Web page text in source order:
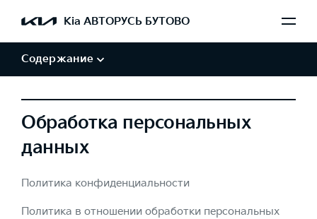
Kia АВТОРУСЬ БУТОВО
Содержание
Авторские права и товарные знаки
Обработка персональных
данных
Политика конфиденциальности
Политика в отношении обработки персональных